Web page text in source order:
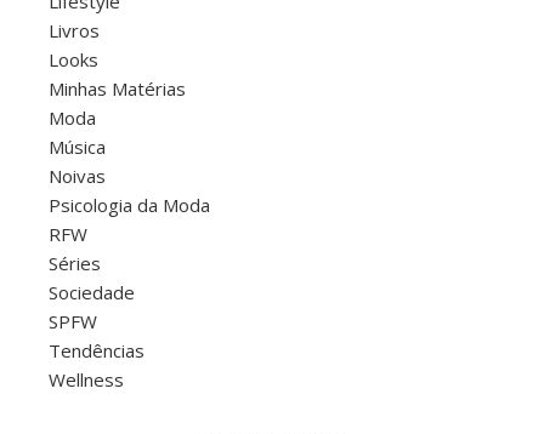
Livros
Looks
Minhas Matérias
Moda
Música
Noivas
Psicologia da Moda
RFW
Séries
Sociedade
SPFW
Tendências
Wellness